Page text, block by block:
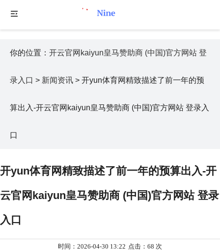
你的位置： 开云官网kaiyun皇马赞助商 (中国)官方网站 登
录入口 > 新闻资讯 > 开yun体育网精致描述了前一年的预
算出入-开云官网kaiyun皇马赞助商 (中国)官方网站 登录入
口
开yun体育网精致描述了前一年的预算出入-开
云官网kaiyun皇马赞助商 (中国)官方网站 登录
入口
时间：2026-04-30 13:22 点击：68 次